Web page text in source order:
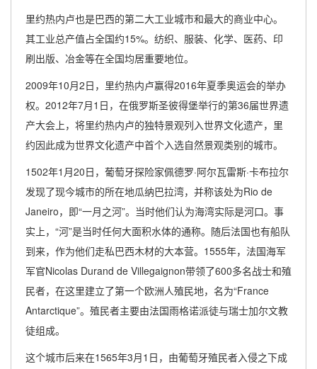
里约热内卢也是巴西的第二大工业城市和最大的商业中心。
其工业总产值占全国约15%。纺织、服装、化学、医药、印
刷出版、冶金等在全国均居重要地位。
2009年10月2日，里约热内卢赢得2016年夏季奥运会的举办
权。2012年7月1日，在俄罗斯圣彼得堡举行的第36届世界遗
产大会上，将里约热内卢的独特景观列入世界文化遗产，里
约因此成为世界文化遗产中首个入选自然景观类别的城市。
1502年1月20日，葡萄牙探险家佩德罗·阿尔瓦雷斯·卡布拉尔
发现了现今城市的所在地瓜纳巴拉湾，并称该处为Rio de
Janeiro，即“一月之河”。当时他们认为海湾实际是河口。事
实上，“河”是当时任何大面积水体的通称。随后法国也有船队
到来，作为他们走私巴西木材的大本营。1555年，法国海军
军官Nicolas Durand de Villegaignon带领了600多名战士和殖
民者，在这里建立了第一个欧洲人殖民地，名为“France
Antarctique”。殖民者主要由法国雨格诺派徒与瑞士加尔文教
徒组成。
这个城市后来在1565年3月1日，由葡萄牙殖民者入侵之下成